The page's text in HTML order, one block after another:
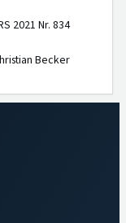
2021 Nr. 834
Becker